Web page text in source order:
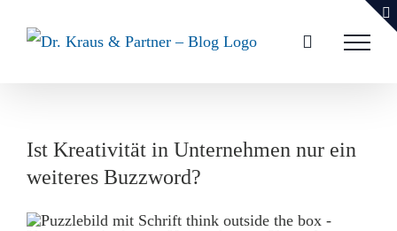
Inhalt
Ist Kreativität in Unternehmen nur ein
weiteres Buzzword?